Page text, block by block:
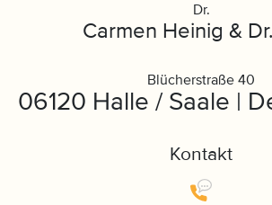
Dr.
Carmen Heinig &
Blücherstraße 40
06120 Halle / Saale |
Kontakt